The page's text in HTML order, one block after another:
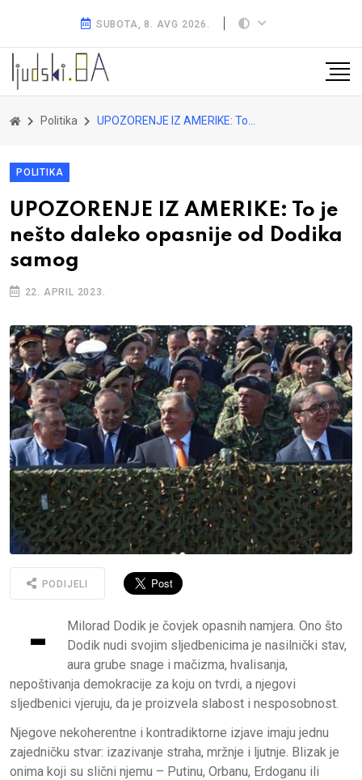
SUBOTA, 8. AVG 2026.
Politika UPOZORENJE IZ AMERIKE: To je nešto daleko opasnije od Dodika samog
POLITIKA
UPOZORENJE IZ AMERIKE: To je
nešto daleko opasnije od Dodika
samog
22. APRIL 2023.
PODIJELI
-
Milorad Dodik je čovjek opasnih namjera. Ono što
Dodik nudi svojim sljedbenicima je nasilnički stav,
aura grube snage i mačizma, hvalisanja,
nepoštivanja demokracije za koju on tvrdi, a njegovi
sljedbenici vjeruju, da je proizvela slabost i nesposobnost.
Njegove nekoherentne i kontradiktorne izjave imaju jednu
zajedničku stvar: izazivanje straha, mržnje i ljutnje. Blizak je
onima koji su slični njemu – Putinu, Orbanu, Erdoganu ili